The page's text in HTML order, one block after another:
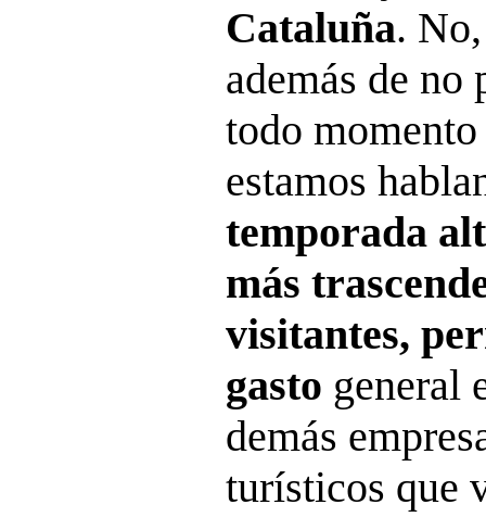
Cataluña.
además de no
todo
estamos
temporada
más
visitantes,
gasto general
demás
turísticos que